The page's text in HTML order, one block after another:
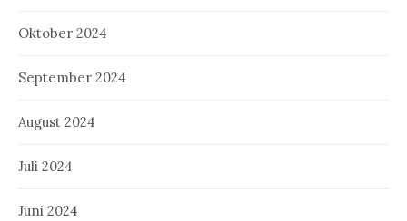
Oktober 2024
September 2024
August 2024
Juli 2024
Juni 2024